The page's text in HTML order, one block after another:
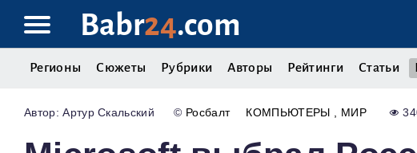
Babr24.com
Регионы Сюжеты Рубрики Авторы Рейтинги Статьи
Артур Скальский © Росбалт КОМПЬЮТЕРЫ МИР